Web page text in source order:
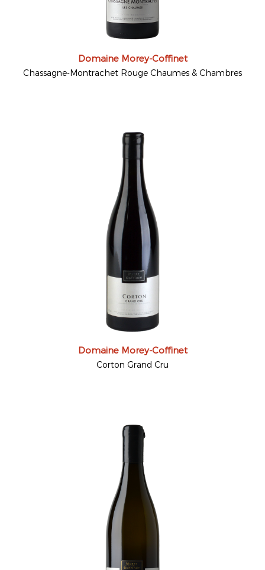
Domaine Morey-Coffinet
Chassagne-Montrachet Rouge Chaumes & Chambres
Domaine Morey-Coffinet
Corton Grand Cru